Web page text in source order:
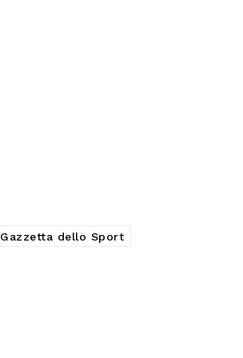
Gazzetta dello Sport